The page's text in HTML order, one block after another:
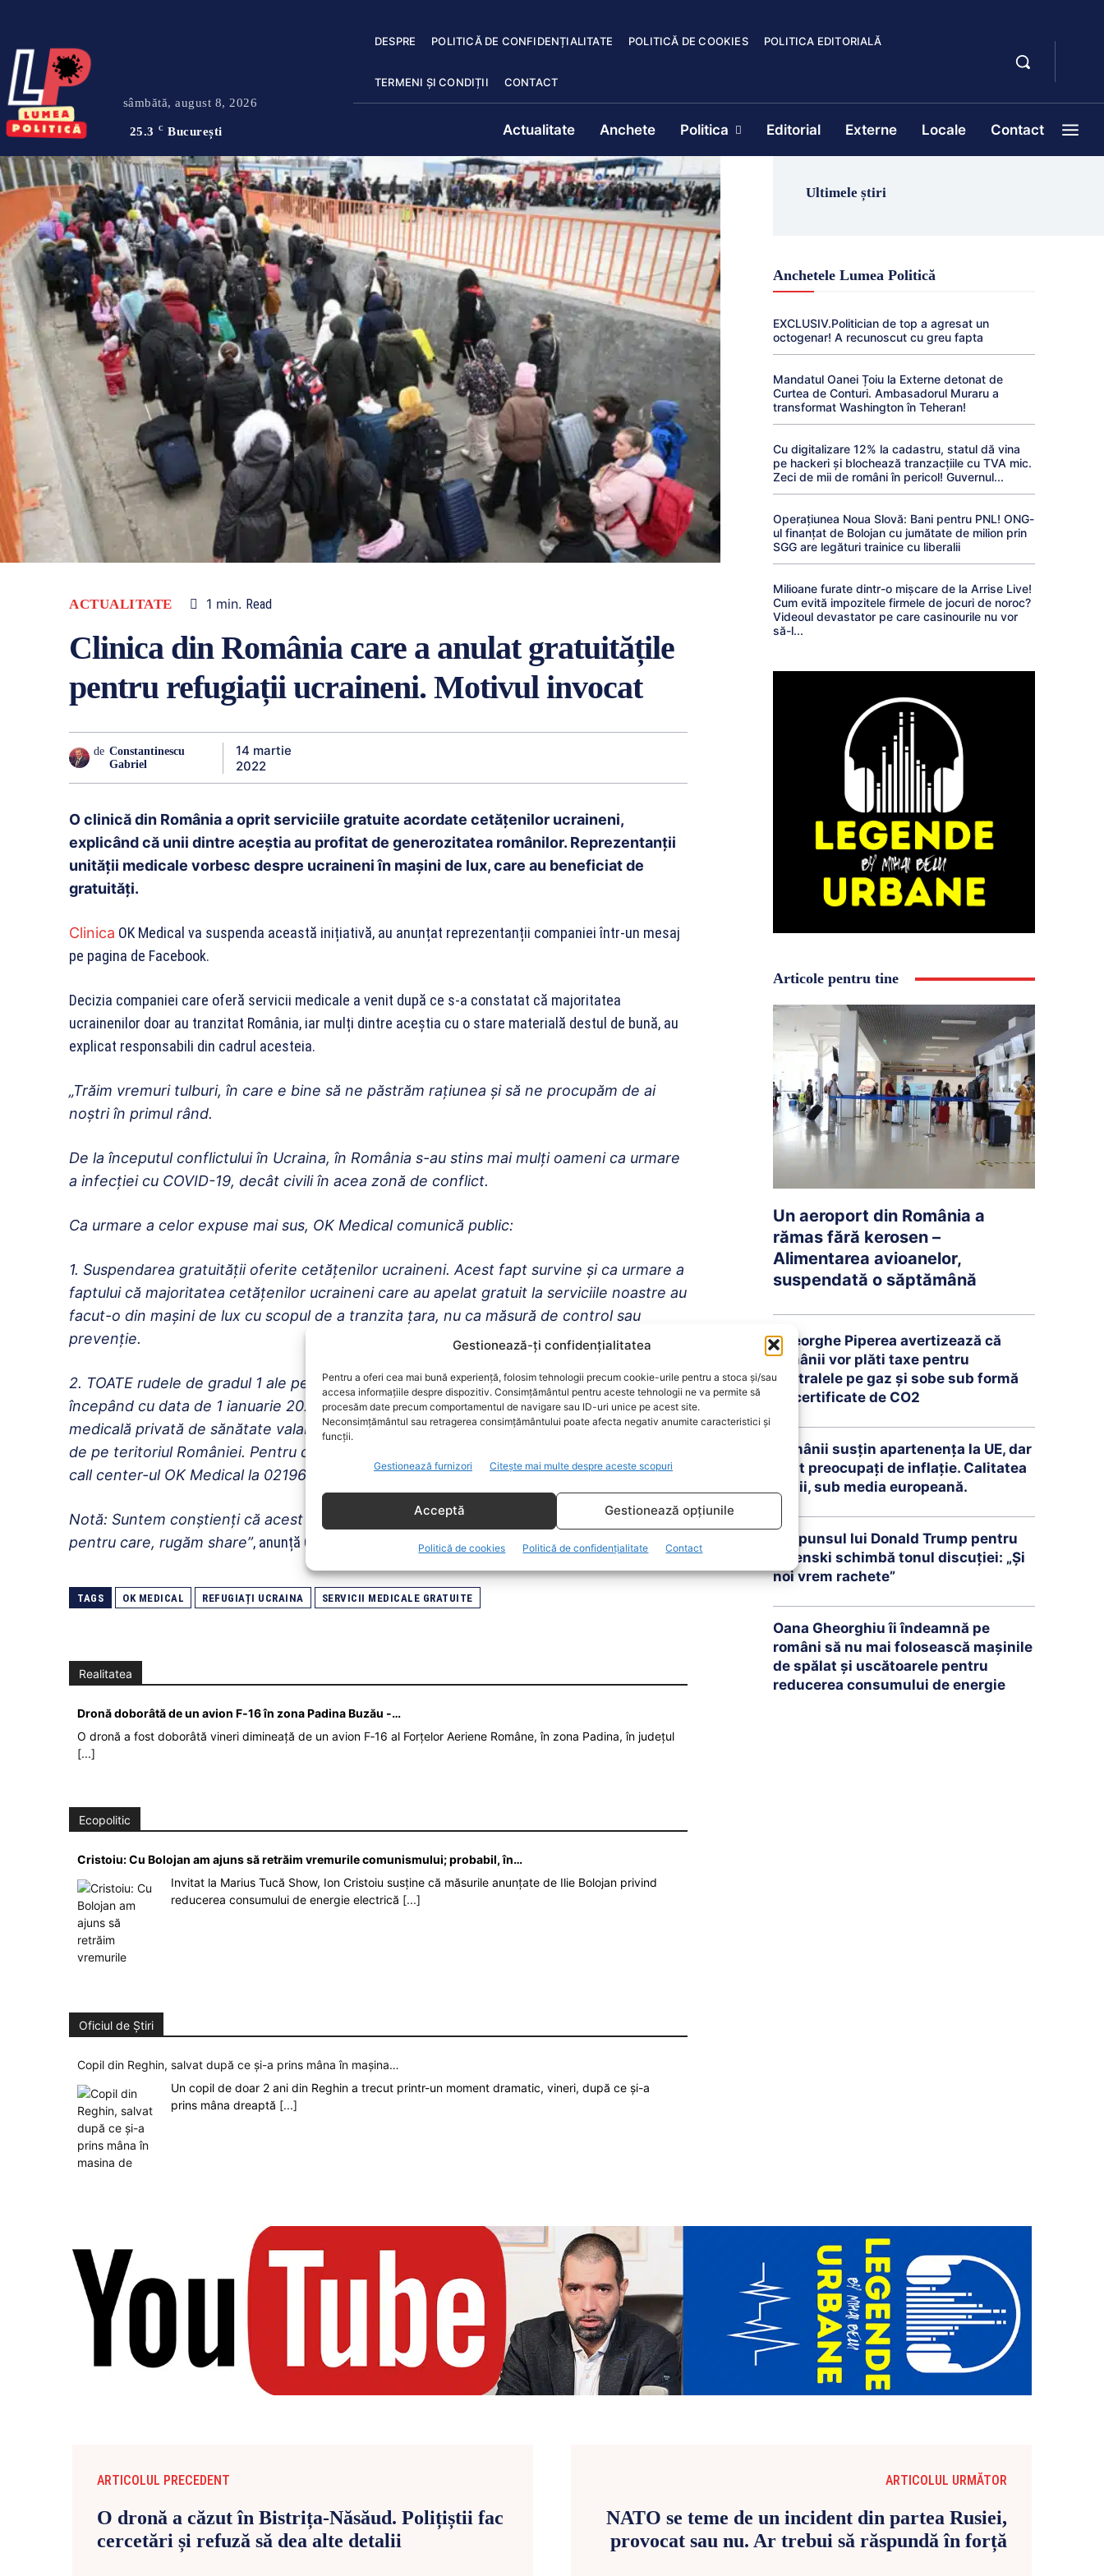
Gestionează-ți confidențialitatea
Pentru a oferi cea mai bună experiență, folosim tehnologii precum cookie-urile pentru a stoca și/sau
accesa informațiile despre dispozitiv. Consimțământul pentru aceste tehnologii ne va permite să
procesăm date precum comportamentul de navigare sau ID-uri unice pe acest site.
Neconsimțământul sau retragerea consimțământului poate afecta negativ anumite caracteristici și
funcții.
Gestionează furnizori Citește mai multe despre aceste scopuri
Acceptă Gestionează opțiunile
Politică de cookies Politică de confidențialitate Contact
sâmbătă, august 8, 2026
25.3 C București
DESPRE POLITICĂ DE CONFIDENȚIALITATE POLITICĂ DE COOKIES POLITICA EDITORIALĂ
TERMENI ȘI CONDIȚII CONTACT
Actualitate Anchete Politica Editorial Externe Locale Contact
ACTUALITATE 1 min. Read
Clinica din România care a anulat gratuitățile
pentru refugiații ucraineni. Motivul invocat
de Constantinescu
Gabriel
14 martie
2022
O clinică din România a oprit serviciile gratuite acordate cetățenilor ucraineni,
explicând că unii dintre aceștia au profitat de generozitatea românilor. Reprezentanții
unității medicale vorbesc despre ucraineni în mașini de lux, care au beneficiat de
gratuități.
Clinica OK Medical va suspenda această inițiativă, au anunțat reprezentanții companiei într-un mesaj
pe pagina de Facebook.
Decizia companiei care oferă servicii medicale a venit după ce s-a constatat că majoritatea
ucrainenilor doar au tranzitat România, iar mulți dintre aceștia cu o stare materială destul de bună, au
explicat responsabili din cadrul acesteia.
„Trăim vremuri tulburi, în care e bine să ne păstrăm rațiunea și să ne procupăm de ai
noștri în primul rând.
De la începutul conflictului în Ucraina, în România s-au stins mai mulți oameni ca urmare
a infecției cu COVID-19, decât civili în acea zonă de conflict.
Ca urmare a celor expuse mai sus, OK Medical comunică public:
1. Suspendarea gratuității oferite cetățenilor ucraineni. Acest fapt survine și ca urmare a
faptului că majoritatea cetățenilor ucraineni care au apelat gratuit la serviciile noastre au
facut-o din mașini de lux cu scopul de a tranzita țara, nu ca măsură de control sau
prevenție.
2. TOATE rudele de gradul 1 ale persoanelor decedate din cauza infecției cu Covid-19
începând cu data de 1 ianuarie 2022, beneficiază de analize GRATUITE și de asigurare
medicală privată de sănătate valabilă 6 luni la toți furnizorii privați de servicii medicale
de pe teritoriul României. Pentru detalii, persoanele menționate sunt rugate să apeleze
call center-ul OK Medical la 0219677 pentru înregistrare.
Notă: Suntem conștienți că acest comunicat nu este în trendul interesului media, motiv
pentru care, rugăm share”, anunță OK Medical pe pagina de Facebook.
TAGS OK MEDICAL REFUGIAȚI UCRAINA SERVICII MEDICALE GRATUITE
Realitatea
Dronă doborâtă de un avion F‑16 în zona Padina Buzău -…
O dronă a fost doborâtă vineri dimineață de un avion F‑16 al Forțelor Aeriene Române, în zona Padina, în județul
[...]
Ecopolitic
Cristoiu: Cu Bolojan am ajuns să retrăim vremurile comunismului; probabil, în…
Invitat la Marius Tucă Show, Ion Cristoiu susține că măsurile anunțate de Ilie Bolojan privind
reducerea consumului de energie electrică [...]
Oficiul de Știri
Copil din Reghin, salvat după ce și-a prins mâna în mașina…
Un copil de doar 2 ani din Reghin a trecut printr-un moment dramatic, vineri, după ce și-a
prins mâna dreaptă [...]
Ultimele știri
Anchetele Lumea Politică
EXCLUSIV.Politician de top a agresat un
octogenar! A recunoscut cu greu fapta
Mandatul Oanei Țoiu la Externe detonat de
Curtea de Conturi. Ambasadorul Muraru a
transformat Washington în Teheran!
Cu digitalizare 12% la cadastru, statul dă vina
pe hackeri și blochează tranzacțiile cu TVA mic.
Zeci de mii de români în pericol! Guvernul...
Operațiunea Noua Slovă: Bani pentru PNL! ONG-
ul finanțat de Bolojan cu jumătate de milion prin
SGG are legături trainice cu liberalii
Milioane furate dintr-o mișcare de la Arrise Live!
Cum evită impozitele firmele de jocuri de noroc?
Videoul devastator pe care casinourile nu vor
să-l...
Articole pentru tine
Un aeroport din România a
rămas fără kerosen –
Alimentarea avioanelor,
suspendată o săptămână
Gheorghe Piperea avertizează că
românii vor plăti taxe pentru
centralele pe gaz și sobe sub formă
de certificate de CO2
Românii susțin apartenența la UE, dar
sunt preocupați de inflație. Calitatea
vieții, sub media europeană.
Răspunsul lui Donald Trump pentru
Zelenski schimbă tonul discuției: „Și
noi vrem rachete”
Oana Gheorghiu îi îndeamnă pe
români să nu mai folosească mașinile
de spălat și uscătoarele pentru
reducerea consumului de energie
ARTICOLUL PRECEDENT
O dronă a căzut în Bistrița-Năsăud. Polițiștii fac
cercetări și refuză să dea alte detalii
ARTICOLUL URMĂTOR
NATO se teme de un incident din partea Rusiei,
provocat sau nu. Ar trebui să răspundă în forță